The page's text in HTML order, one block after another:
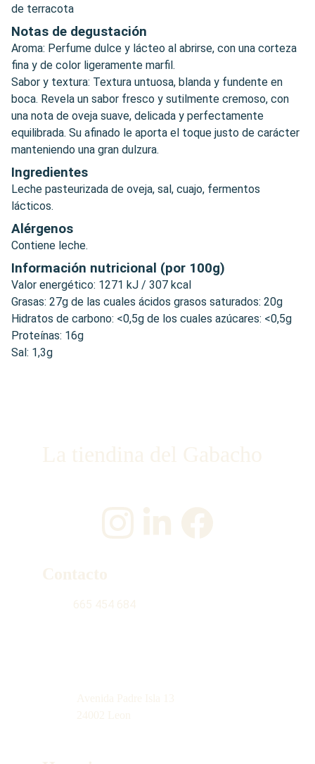
de terracota
Notas de degustación
Aroma: Perfume dulce y lácteo al abrirse, con una corteza
fina y de color ligeramente marfil.
Sabor y textura: Textura untuosa, blanda y fundente en
boca. Revela un sabor fresco y sutilmente cremoso, con
una nota de oveja suave, delicada y perfectamente
equilibrada. Su afinado le aporta el toque justo de carácter
manteniendo una gran dulzura.
Ingredientes
Leche pasteurizada de oveja, sal, cuajo, fermentos
lácticos.
Alérgenos
Contiene leche.
Información nutricional (por 100g)
Valor energético: 1271 kJ / 307 kcal
Grasas: 27g de las cuales ácidos grasos saturados: 20g
Hidratos de carbono: <0,5g de los cuales azúcares: <0,5g
Proteínas: 16g
Sal: 1,3g